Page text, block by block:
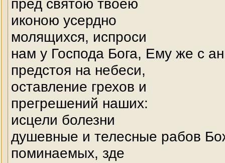
пред святою твоею
иконою усердно
молящихся, испроси
нам у Господа Бога, Ему же с
предстоя на небеси,
оставление грехов и
прегрешений наших:
исцели болезни
душевные и телесные рабов
поминаемых, зде